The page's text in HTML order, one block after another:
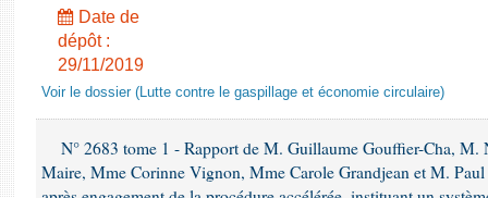
Date de
dépôt :
29/11/2019
Voir le dossier (Lutte contre le gaspillage et économie circulaire)
N° 2683 tome 1 - Rapport de M. Guillaume Gouffier-Cha, M.
Maire, Mme Corinne Vignon, Mme Carole Grandjean et M.